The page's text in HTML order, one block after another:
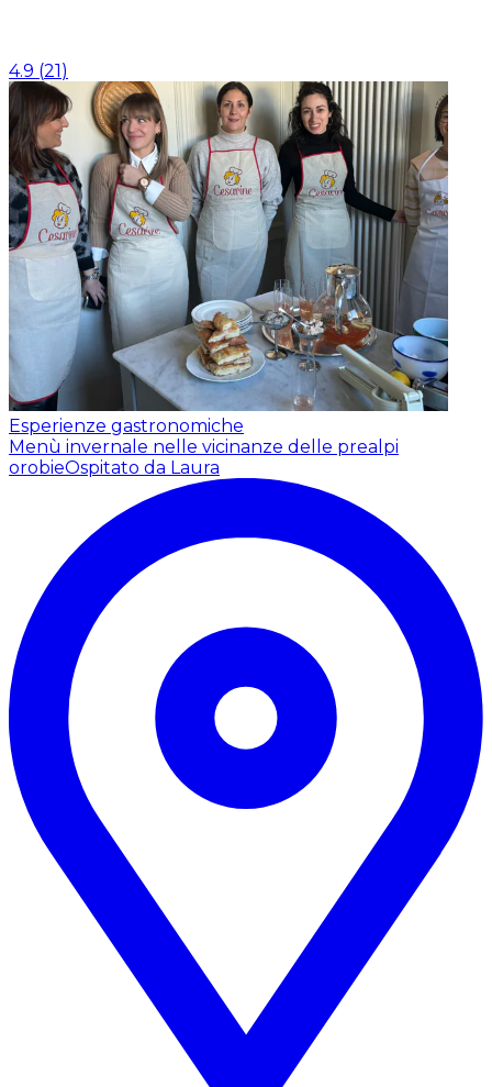
4.9 (21)
Esperienze gastronomiche
Menù invernale nelle vicinanze delle prealpi
orobieOspitato da Laura